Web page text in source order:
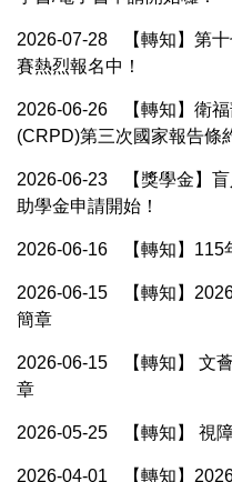
2026-07-28
【轉知】第
賽熱烈報名中！
2026-06-26
【轉知】衛
(CRPD)第三次國家報告條
2026-06-23
【獎學金】
助學金申請開始！
2026-06-16 【轉知】
2026-06-15
【轉知】
簡章
2026-06-15
【轉知】 文
章
2026-05-25 【轉知】 視
2026-04-01 【轉知】